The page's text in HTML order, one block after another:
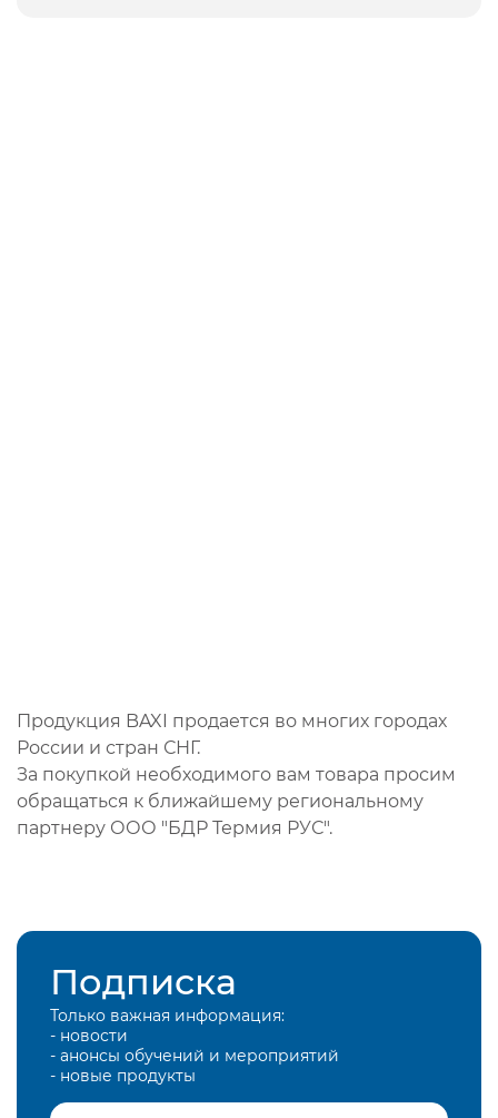
Продукция BAXI продается во многих городах
России и стран СНГ.
За покупкой необходимого вам товара просим
обращаться к ближайшему региональному
партнеру ООО "БДР Термия РУС".
Подписка
Только важная информация:
- новости
- анонсы обучений и мероприятий
- новые продукты